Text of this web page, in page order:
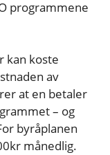
programmene
kan koste
av
at en betaler
– og
byråplanen
månedlig.